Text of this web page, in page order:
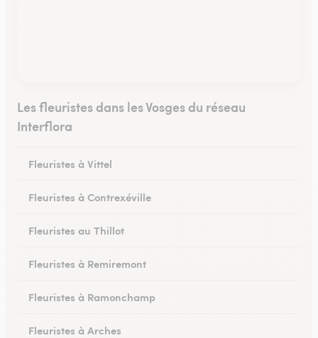
Les fleuristes dans les Vosges du réseau
Interflora
Fleuristes à Vittel
Fleuristes à Contrexéville
Fleuristes au Thillot
Fleuristes à Remiremont
Fleuristes à Ramonchamp
Fleuristes à Arches